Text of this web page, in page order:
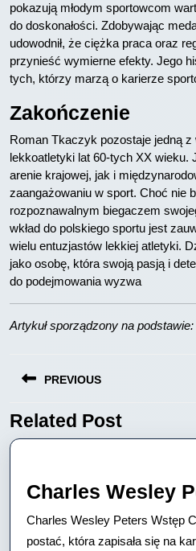
pokazują młodym sportowcom
do doskonałości. Zdobywając
udowodnił, że ciężka praca oraz
przynieść wymierne efekty. Jego
tych, którzy marzą o karierze
Zakończenie
Roman Tkaczyk pozostaje jedną
lekkoatletyki lat 60-tych XX wieku.
arenie krajowej, jak i
zaangażowaniu w sport. Choć nie
rozpoznawalnym biegaczem
wkład do polskiego sportu jest
wielu entuzjastów lekkiej atletyki.
jako osobę, która swoją pasją i
do podejmowania wyzwa
Artykuł sporządzony na podstawie:
wpisuPREVIOUS
Previous
post:
Related Post
Charles Wesley
Charles Wesley Peters Wstęp
postać, która zapisała się na